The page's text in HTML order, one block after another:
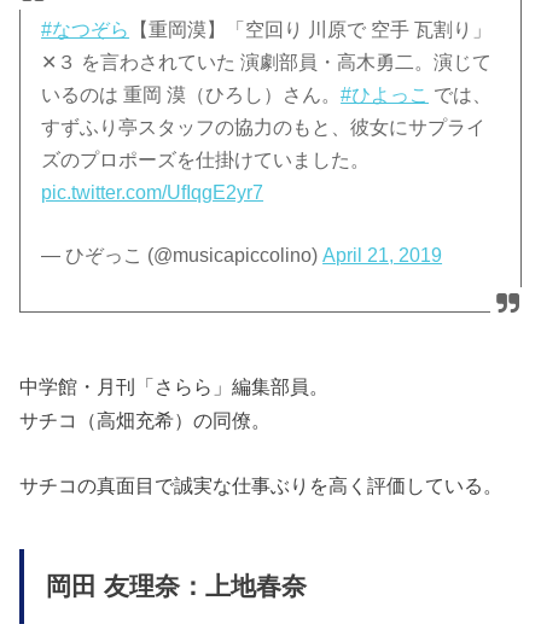
#なつぞら
【重岡漠】「空回り 川原で 空手 瓦割り」
✕３ を言わされていた 演劇部員・高木勇二。演じて
いるのは 重岡 漠（ひろし）さん。#ひよっこ では、
すずふり亭スタッフの協力のもと、彼女にサプライ
ズのプロポーズを仕掛けていました。
pic.twitter.com/UfIqgE2yr7
— ひぞっこ (@musicapiccolino)April 21, 2019
中学館・月刊「さらら」編集部員。
サチコ（高畑充希）の同僚。
サチコの真面目で誠実な仕事ぶりを高く評価している。
岡田 友理奈：上地春奈